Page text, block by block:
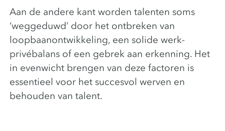
Aan de andere kant worden talenten soms
‘weggeduwd’ door het ontbreken van
loopbaanontwikkeling, een solide werk-
privébalans of een gebrek aan erkenning. Het
in evenwicht brengen van deze factoren is
essentieel voor het succesvol werven en
behouden van talent.